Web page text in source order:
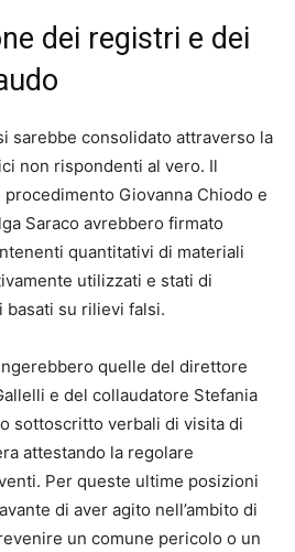
dei registri e dei
sarebbe consolidato attraverso la
non rispondenti al vero. Il
Giovanna Chiodo e
Saraco avrebbero firmato
quantitativi di materiali
utilizzati e stati di
basati su rilievi falsi.
quelle del direttore
e del collaudatore Stefania
sottoscritto verbali di visita di
attestando la regolare
Per queste ultime posizioni
di aver agito nell’ambito di
un comune pericolo o un